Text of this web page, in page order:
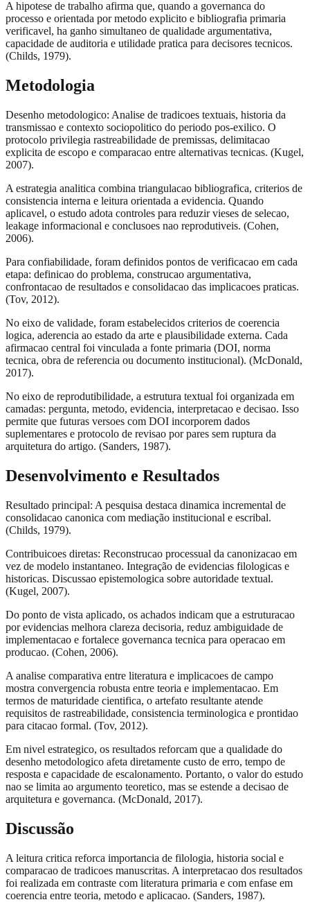
A hipotese de trabalho afirma que, quando a governanca do
processo e orientada por metodo explicito e bibliografia primaria
verificavel, ha ganho simultaneo de qualidade argumentativa,
capacidade de auditoria e utilidade pratica para decisores tecnicos.
(Childs, 1979).
Metodologia
Desenho metodologico: Analise de tradicoes textuais, historia da
transmissao e contexto sociopolitico do periodo pos-exilico. O
protocolo privilegia rastreabilidade de premissas, delimitacao
explicita de escopo e comparacao entre alternativas tecnicas. (Kugel,
2007).
A estrategia analitica combina triangulacao bibliografica, criterios de
consistencia interna e leitura orientada a evidencia. Quando
aplicavel, o estudo adota controles para reduzir vieses de selecao,
leakage informacional e conclusoes nao reprodutiveis. (Cohen,
2006).
Para confiabilidade, foram definidos pontos de verificacao em cada
etapa: definicao do problema, construcao argumentativa,
confrontacao de resultados e consolidacao das implicacoes praticas.
(Tov, 2012).
No eixo de validade, foram estabelecidos criterios de coerencia
logica, aderencia ao estado da arte e plausibilidade externa. Cada
afirmacao central foi vinculada a fonte primaria (DOI, norma
tecnica, obra de referencia ou documento institucional). (McDonald,
2017).
No eixo de reprodutibilidade, a estrutura textual foi organizada em
camadas: pergunta, metodo, evidencia, interpretacao e decisao. Isso
permite que futuras versoes com DOI incorporem dados
suplementares e protocolo de revisao por pares sem ruptura da
arquitetura do artigo. (Sanders, 1987).
Desenvolvimento e Resultados
Resultado principal: A pesquisa destaca dinamica incremental de
consolidacao canonica com mediação institucional e escribal.
(Childs, 1979).
Contribuicoes diretas: Reconstrucao processual da canonizacao em
vez de modelo instantaneo. Integração de evidencias filologicas e
historicas. Discussao epistemologica sobre autoridade textual.
(Kugel, 2007).
Do ponto de vista aplicado, os achados indicam que a estruturacao
por evidencias melhora clareza decisoria, reduz ambiguidade de
implementacao e fortalece governanca tecnica para operacao em
producao. (Cohen, 2006).
A analise comparativa entre literatura e implicacoes de campo
mostra convergencia robusta entre teoria e implementacao. Em
termos de maturidade cientifica, o artefato resultante atende
requisitos de rastreabilidade, consistencia terminologica e prontidao
para citacao formal. (Tov, 2012).
Em nivel estrategico, os resultados reforcam que a qualidade do
desenho metodologico afeta diretamente custo de erro, tempo de
resposta e capacidade de escalonamento. Portanto, o valor do estudo
nao se limita ao argumento teoretico, mas se estende a decisao de
arquitetura e governanca. (McDonald, 2017).
Discussão
A leitura critica reforca importancia de filologia, historia social e
comparacao de tradicoes manuscritas. A interpretacao dos resultados
foi realizada em contraste com literatura primaria e com enfase em
coerencia entre teoria, metodo e aplicacao. (Sanders, 1987).